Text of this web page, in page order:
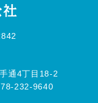
通4丁目18-2
232-9640